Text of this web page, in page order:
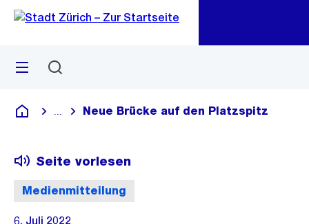
Navigation
Sprunglink
Menü
Deutsch
Blende alle Breadcrumbs ein
Neue Brücke auf den Platzspitz
Medienmitteilung
Seite vorlesen
6. Juli 2022